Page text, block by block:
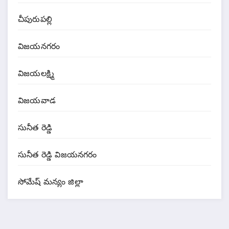
చీపురుపల్లి
విజయనగరం
విజయలక్ష్మి
విజయవాడ
సునీత రెడ్డి
సునీత రెడ్డి విజయనగరం
సోమేష్ మన్యం జిల్లా